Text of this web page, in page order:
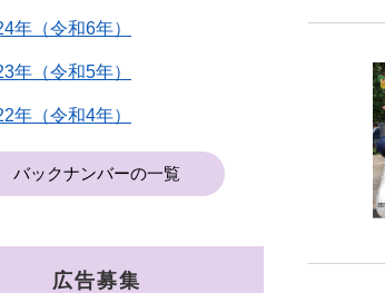
年（令和6年）
年（令和5年）
年（令和4年）
バックナンバーの一覧
広告募集